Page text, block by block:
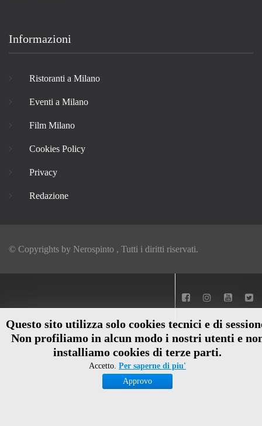
Questo sito utilizza solo cookies tecnici e di
Non profiliamo in alcun modo i nostri utenti e
installiamo cookies di terze parti.
Accetto. Per saperne di piu'
Approvo
Informazioni
Ristoranti a Milano
Eventi a Milano
Film Milano
Cookies Policy
Privacy
Redazione
© Copyrights by Nerospinto , Tutti i diritti riservati.